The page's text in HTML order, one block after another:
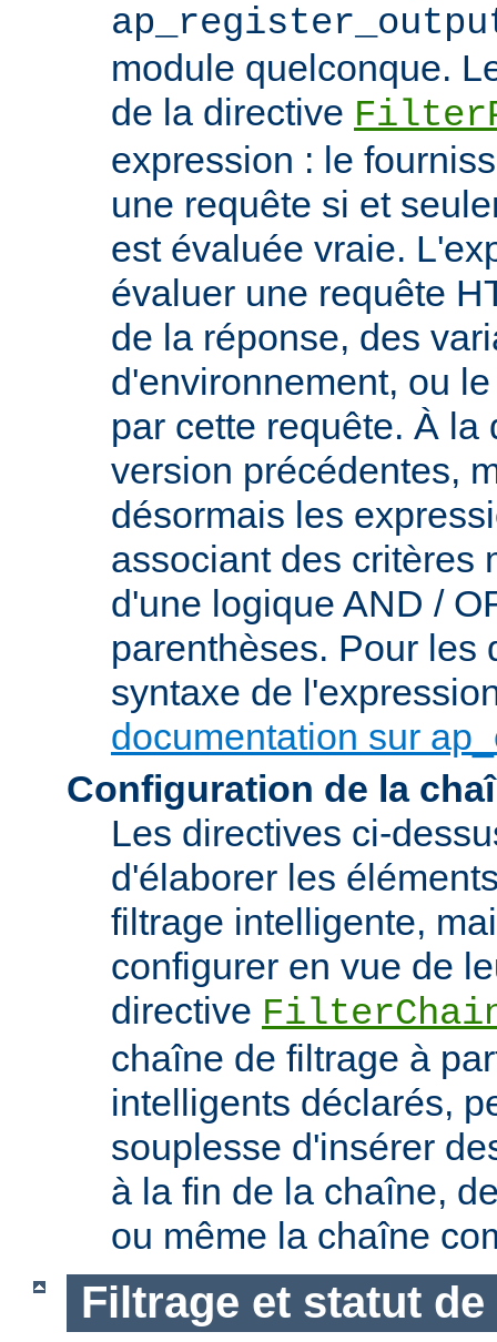
module quelconque.
de la directive
expression : le
une requête si et
est évaluée vraie.
évaluer une requête
de la réponse, des
d'environnement, ou
par cette requête. À la
version précédentes,
désormais les
associant des critères
d'une logique AND /
parenthèses. Pour les
syntaxe de
documentation sur
Configuration de la
Les directives ci-
d'élaborer les
filtrage intelligente,
configurer en vue de
directive
chaîne de filtrage à
intelligents déclarés,
souplesse d'insérer
à la fin de la chaîne,
ou même la chaîne
Filtrage et statut